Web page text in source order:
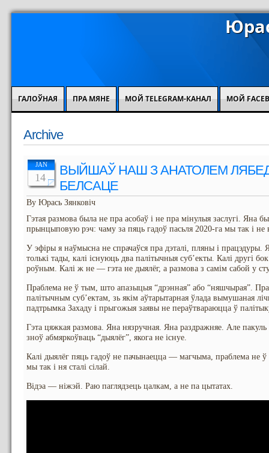
ГАЛОЎНАЯ ПРА МЯНЕ МОЙ TELEGRAM-КАНАЛ МОЙ
Archive
JAN
14
ВЫЙШАЎ НАШ З АНАТОЛЕМ
БЕЛСАЦЕ
By Юрась Зянковіч
Гэтая размова была не пра асобаў і не пра мінулыя заслугі. Яна
прынцыповую рэч: чаму за пяць гадоў пасьля 2020-га мы так і не
У эфіры я наўмысна не спрачаўся пра дэталі, пляны і
толькі тады, калі існуюць два палітычныя суб’екты. Калі другі
роўным. Калі ж не — гэта не дыялёг, а размова з самім сабой у
Праблема не ў тым, што апазыцыя “дрэнная” або “няшчырая”.
палітычным суб’ектам, зь якім аўтарытарная ўлада вымушаная
падтрымка Захаду і прыгожыя заявы не пераўтвараюцца ў
Гэта цяжкая размова. Яна нязручная. Яна раздражняе. Але
зноў абмяркоўваць “дыялёг”, якога не існуе.
Калі дыялёг пяць гадоў не пачынаецца — магчыма, праблема
мы так і ня сталі сілай.
Відэа — ніжэй. Раю паглядзець цалкам, а не па цытатах.